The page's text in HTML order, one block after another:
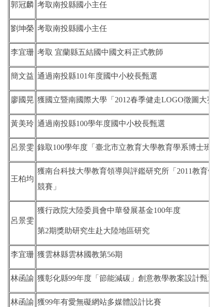
郭冠麟 考取南投縣國小主任
劉坤榮 考取南投縣國小主任
李宜珊 考取 宜蘭縣五結國中國文科正式教師
簡文益 通過南投縣101年度國中小校長甄選
廖國晃 獲國立暨南國際大學「2012春季健走LOGO徵圖大賽
黃美玲 通過南投縣100學年度國中小校長甄選
呂景雯 錄取100學年度「臺北市立教育大學教育學系博士班
王柏均
獲南台科技大學教育領導與評鑑研究所「2011教育
競賽」
呂景雯
獲行政院大陸委員會中華發展基金100年度
第2期獎助研究生赴大陸地區研究
李宜珊 獲雲林縣雲林國教第56期
林函諭 獲彰化縣99年度「節能減碳」創意教學教案設計甄
林函諭 獲99年有愛無礙網站多媒體設計比賽